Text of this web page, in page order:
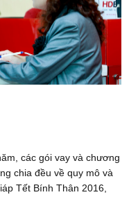
các gói vay và chương
chia đều về quy mô và
Tết Bính Thân 2016,